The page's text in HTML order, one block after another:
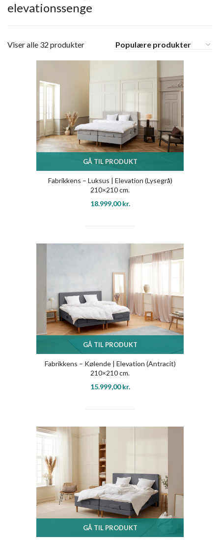
elevationssenge
Viser alle 32 produkter
GÅ TIL PRODUKT
Fabrikkens – Luksus | Elevation (Lysegrå)
210×210 cm.
18.999,00kr.
GÅ TIL PRODUKT
Fabrikkens – Kølende | Elevation (Antracit)
210×210 cm.
15.999,00kr.
GÅ TIL PRODUKT